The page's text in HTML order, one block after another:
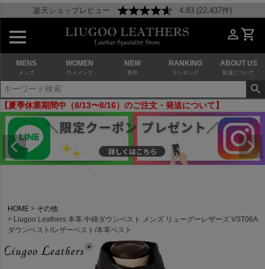
楽天ショップレビュー 4.83 (22,437件)
MENS
メンズ
WOMEN
ウィメンズ
NEW
新作
RANKING
ランキング
ABOUT US
私達について
【夏季休業期間中（8/13〜8/16）のご注文・発送について】
HOME
その他
Liugoo Leathers 本革 中綿ダウンベスト メンズ リューグーレザーズ VST06A
ダウンベスト/レザーベスト/本革ベスト